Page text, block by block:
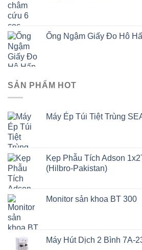
Ống Ngậm Giấy Đo Hô
SẢN PHẨM HOT
Máy Ép Túi Tiệt Trùng
Kẹp Phẫu Tích Adson
(Hilbro-Pakistan)
Monitor sản khoa BT 300
Máy Hút Dịch 2 Bình 7A-